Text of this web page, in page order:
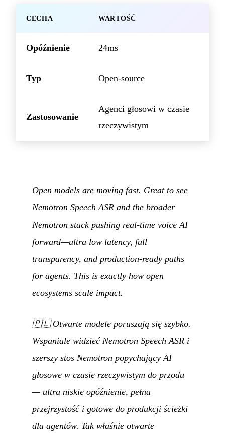
CECHA WARTOŚĆ
Opóźnienie 24ms
Typ Open-source
Zastosowanie
Agenci głosowi w czasie
rzeczywistym
Open models are moving fast. Great to see
Nemotron Speech ASR and the broader
Nemotron stack pushing real-time voice AI
forward—ultra low latency, full
transparency, and production-ready paths
for agents. This is exactly how open
ecosystems scale impact.
🇵🇱Otwarte modele poruszają się szybko.
Wspaniale widzieć Nemotron Speech ASR i
szerszy stos Nemotron popychający AI
głosowe w czasie rzeczywistym do przodu
— ultra niskie opóźnienie, pełna
przejrzystość i gotowe do produkcji ścieżki
dla agentów. Tak właśnie otwarte